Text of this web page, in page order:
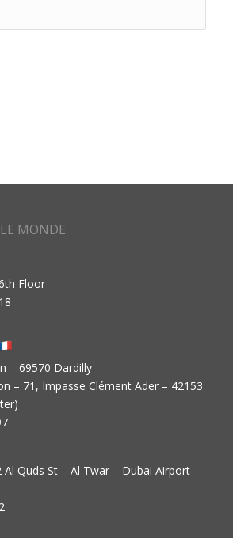
MONDE
Floor
– 69570 Dardilly
– 71, Impasse Clément Ader – 42153
Al Quds St – Al Twar – Dubai Airport